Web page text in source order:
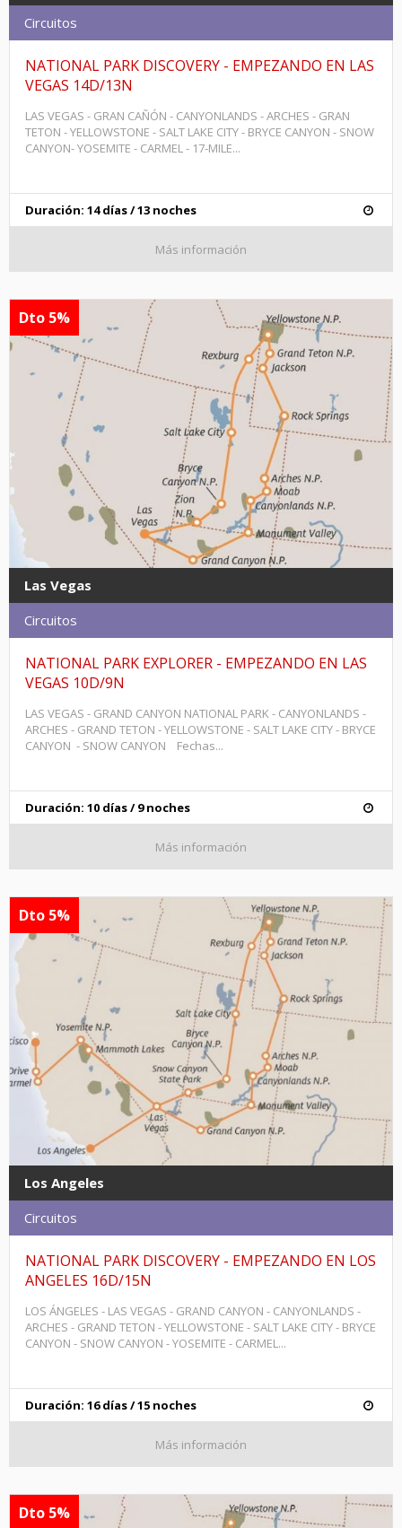
Circuitos
NATIONAL PARK DISCOVERY - EMPEZANDO EN LAS
VEGAS 14D/13N
LAS VEGAS - GRAN CAÑÓN - CANYONLANDS - ARCHES - GRAN
TETON - YELLOWSTONE - SALT LAKE CITY - BRYCE CANYON - SNOW
CANYON- YOSEMITE - CARMEL - 17-MILE...
Duración: 14 días / 13 noches
Más información
Dto 5%
Las Vegas
Circuitos
NATIONAL PARK EXPLORER - EMPEZANDO EN LAS
VEGAS 10D/9N
LAS VEGAS - GRAND CANYON NATIONAL PARK - CANYONLANDS -
ARCHES - GRAND TETON - YELLOWSTONE - SALT LAKE CITY - BRYCE
CANYON - SNOW CANYON Fechas...
Duración: 10 días / 9 noches
Más información
Dto 5%
Los Angeles
Circuitos
NATIONAL PARK DISCOVERY - EMPEZANDO EN LOS
ANGELES 16D/15N
LOS ÁNGELES - LAS VEGAS - GRAND CANYON - CANYONLANDS -
ARCHES - GRAND TETON - YELLOWSTONE - SALT LAKE CITY - BRYCE
CANYON - SNOW CANYON - YOSEMITE - CARMEL...
Duración: 16 días / 15 noches
Más información
Dto 5%